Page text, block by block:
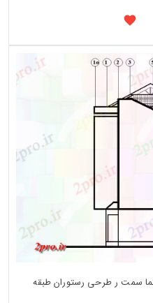
نما سمت ر طرحی رستوران طبقه